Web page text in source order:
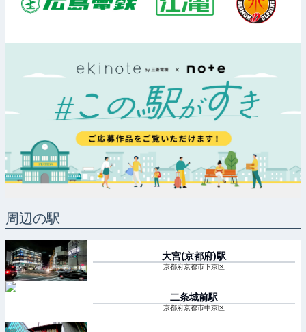
周辺の駅
大宮(京都府)駅
京都府京都市下京区
二条城前駅
京都府京都市中京区